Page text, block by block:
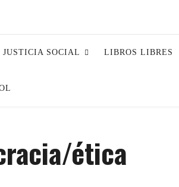
JUSTICIA SOCIAL LIBROS LIBRES
ética